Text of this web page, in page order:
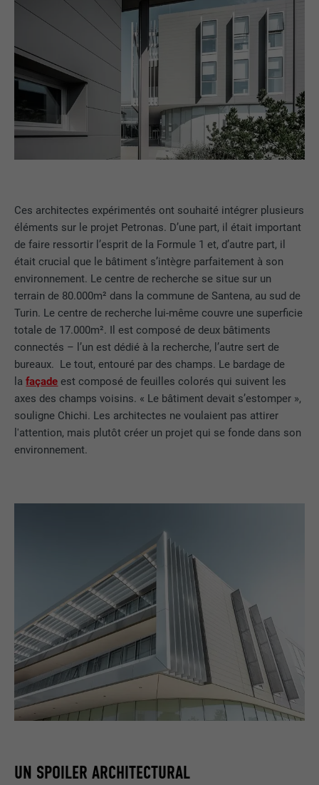
Ces architectes expérimentés ont souhaité intégrer plusieurs
éléments sur le projet Petronas. D’une part, il était important
de faire ressortir l’esprit de la Formule 1 et, d’autre part, il
était crucial que le bâtiment s’intègre parfaitement à son
environnement. Le centre de recherche se situe sur un
terrain de 80.000m² dans la commune de Santena, au sud de
Turin. Le centre de recherche lui-même couvre une superficie
totale de 17.000m². Il est composé de deux bâtiments
connectés – l’un est dédié à la recherche, l’autre sert de
bureaux. Le tout, entouré par des champs. Le bardage de
lafaçade est composé de feuilles colorés qui suivent les
axes des champs voisins. « Le bâtiment devait s’estomper »,
souligne Chichi. Les architectes ne voulaient pas attirer
l'attention, mais plutôt créer un projet qui se fonde dans son
environnement.
UN SPOILER ARCHITECTURAL